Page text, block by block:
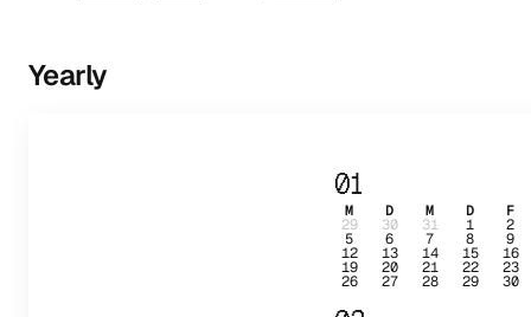
Yearly
01
M D M D F
29 30 31 1 2
5 6 7 8 9
12 13 14 15 16
19 20 21 22 23
26 27 28 29 30